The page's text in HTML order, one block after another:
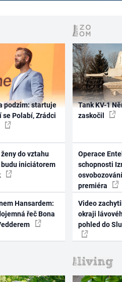
podzim: startuje
se Polabí, Zrádci
do vztahu
iniciátorem
Hansardem:
řeč Bona
Tank KV-1
zaskočil
Operace
schopnosti
premiéra
Video
okraji
pohled do